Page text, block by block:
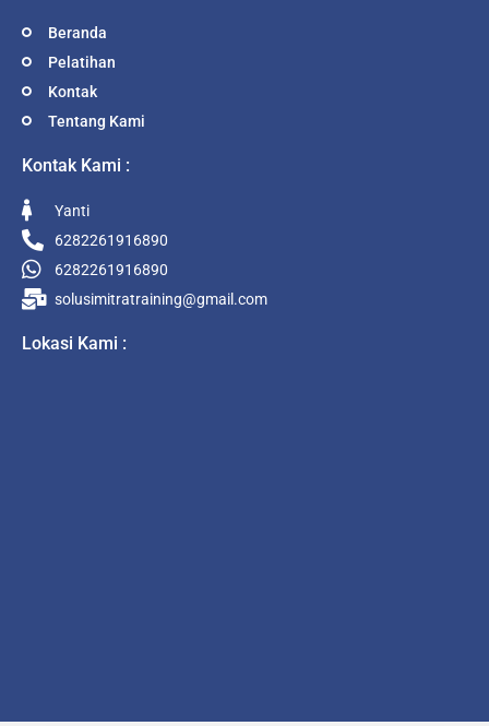
Beranda
Pelatihan
Kontak
Tentang Kami
Kontak Kami :
Yanti
6282261916890
6282261916890
solusimitratraining@gmail.com
Lokasi Kami :